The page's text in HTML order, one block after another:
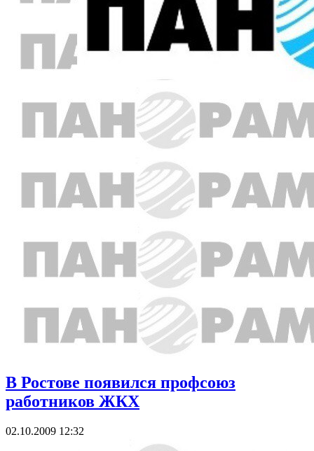
В Ростове появился профсоюз
работников ЖКХ
02.10.2009 12:32